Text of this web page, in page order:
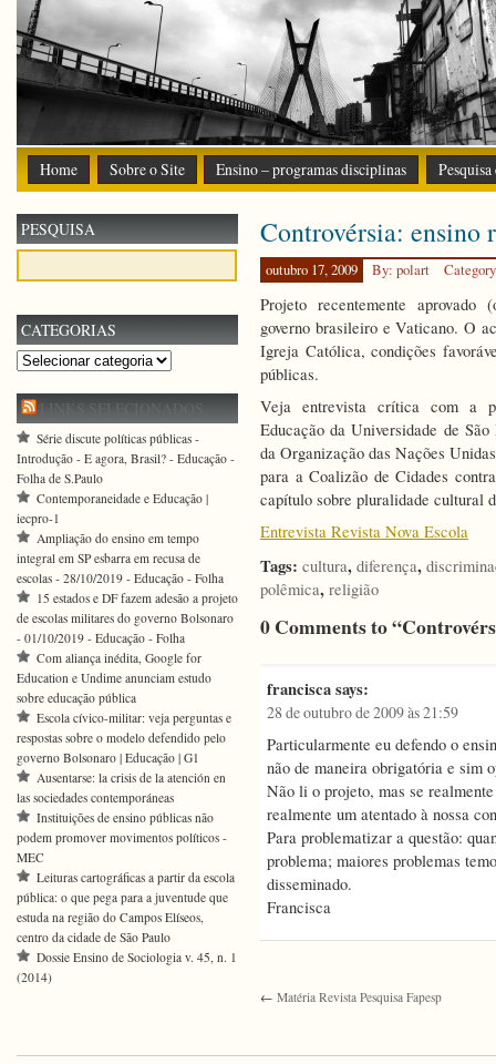
Home Sobre o Site Ensino – programas disciplinas
Controvérsia: ensino
outubro 17, 2009 By: polart
Projeto recentemente aprovado
governo brasileiro e Vaticano. O
Igreja Católica, condições
públicas.
Veja entrevista crítica com a
Educação da Universidade de
da Organização das Nações
para a Coalizão de Cidades
capítulo sobre pluralidade cultural
Entrevista Revista Nova Escola
Tags: cultura, diferença,
polêmica, religião
0 Comments to
francisca says:
28 de outubro de 2009 às 21:59
Particularmente eu defendo o
não de maneira obrigatória e sim
Não li o projeto, mas se
realmente um atentado à nossa
Para problematizar a questão:
problema; maiores problemas
disseminado.
Francisca
← Matéria Revista Pesquisa Fapesp
PESQUISA
CATEGORIAS
Categorias
LINKS SELECIONADOS
Série discute políticas públicas -
Introdução - E agora, Brasil? - Educação -
Folha de S.Paulo
Contemporaneidade e Educação |
iecpro-1
Ampliação do ensino em tempo
integral em SP esbarra em recusa de
escolas - 28/10/2019 - Educação - Folha
15 estados e DF fazem adesão a projeto
de escolas militares do governo Bolsonaro
- 01/10/2019 - Educação - Folha
Com aliança inédita, Google for
Education e Undime anunciam estudo
sobre educação pública
Escola cívico-militar: veja perguntas e
respostas sobre o modelo defendido pelo
governo Bolsonaro | Educação | G1
Ausentarse: la crisis de la atención en
las sociedades contemporáneas
Instituições de ensino públicas não
podem promover movimentos políticos -
MEC
Leituras cartográficas a partir da escola
pública: o que pega para a juventude que
estuda na região do Campos Elíseos,
centro da cidade de São Paulo
Dossie Ensino de Sociologia v. 45, n. 1
(2014)